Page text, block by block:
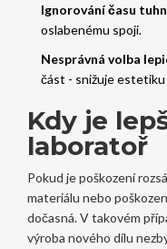
Ignorování času
oslabenému spoji.
Nesprávná volba
část - snižuje
Kdy je
laboratoř
Pokud je poškození
materiálu nebo
dočasná. V takovém
výroba nového dílu